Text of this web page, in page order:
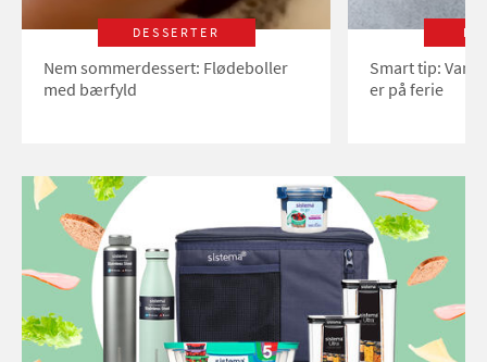
DESSERTER
Nem sommerdessert: Flødeboller
med bærfyld
Smart tip:
er på ferie